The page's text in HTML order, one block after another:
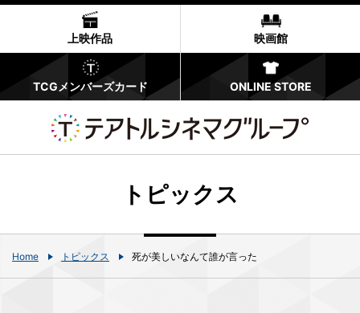
上映作品 映画館
TCGメンバーズカード ONLINE STORE
トピックス
Home トピックス 死が美しいなんて誰が言った